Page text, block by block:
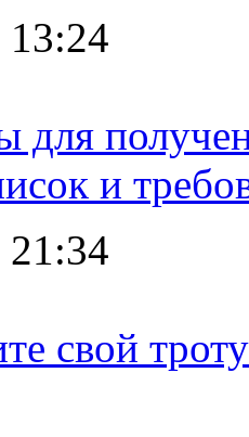
13:24
для
и
21:34
свой